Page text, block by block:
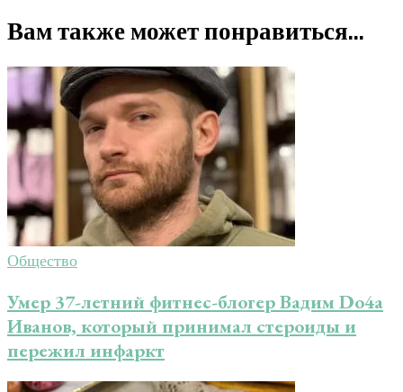
Вам также может понравиться...
Общество
Умер 37-летний фитнес-блогер Вадим Do4a
Иванов, который принимал стероиды и
пережил инфаркт